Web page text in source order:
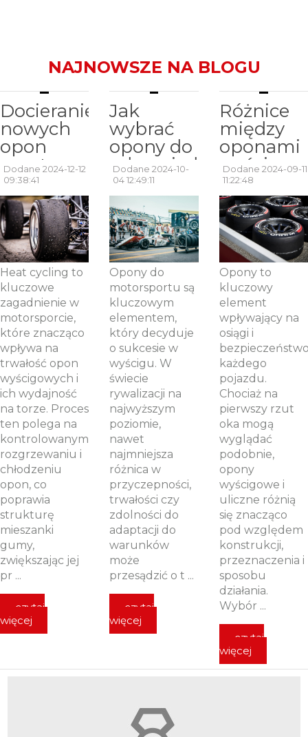
NAJNOWSZE NA BLOGU
Docieranie
nowych
opon
sportowych
– czym
jest heat
cycling?
Dodane 2024-12-12
09:38:41
Heat cycling to
kluczowe
zagadnienie w
motorsporcie,
które znacząco
wpływa na
trwałość opon
wyścigowych i
ich wydajność
na torze. Proces
ten polega na
kontrolowanym
rozgrzewaniu i
chłodzeniu
opon, co
poprawia
strukturę
mieszanki
gumy,
zwiększając jej
pr ...
czytaj
więcej
Jak
wybrać
opony do
odpowiedniego
typu
wyścigu?
Przegląd
opon
wyścigowych.
Dodane 2024-10-
04 12:49:11
Opony do
motorsportu są
kluczowym
elementem,
który decyduje
o sukcesie w
wyścigu. W
świecie
rywalizacji na
najwyższym
poziomie,
nawet
najmniejsza
różnica w
przyczepności,
trwałości czy
zdolności do
adaptacji do
warunków
może
przesądzić o t ...
czytaj
więcej
Różnice
między
oponami
a
ulicznymi:
co warto
wiedzieć?
Dodane 2024-09-11
11:22:48
Opony to
kluczowy
element
wpływający na
osiągi i
każdego
pojazdu.
Chociaż na
pierwszy rzut
oka mogą
wyglądać
podobnie,
opony
wyścigowe i
uliczne różnią
się znacząco
pod względem
konstrukcji,
przeznaczenia i
sposobu
działania.
Wybór ...
czytaj
więcej